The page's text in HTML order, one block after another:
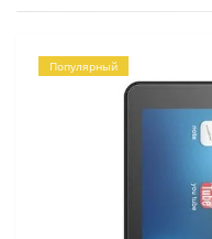
Популярный